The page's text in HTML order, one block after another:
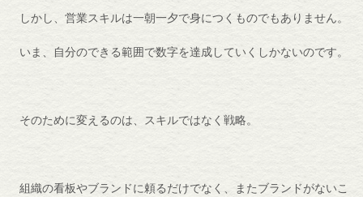
しかし、営業スキルは一朝一夕で身につくものでもありません。
いま、自分のできる範囲で数字を達成していくしかないのです。
そのために変えるのは、スキルではなく戦略。
組織の看板やブランドに頼るだけでなく、またブランドがないこ